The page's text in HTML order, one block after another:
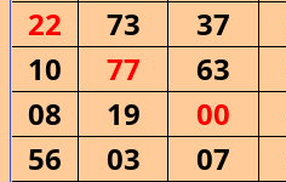
22
73 37
10
77 63
08
19 00
56
03 07